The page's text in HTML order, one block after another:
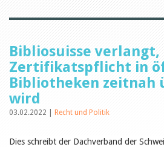
Aus aller Welt
Tags
Aus- und Weiterbildung
Veranstaltungen
Kinder- und Jugendmedien
Bibliothek und Schule
Jugendliche
Bibliosuisse verlangt,
Zertifikatspflicht in
Bibliotheken zeitnah
wird
03.02.2022 | Recht und Politik
Dies schreibt der Dachverband der